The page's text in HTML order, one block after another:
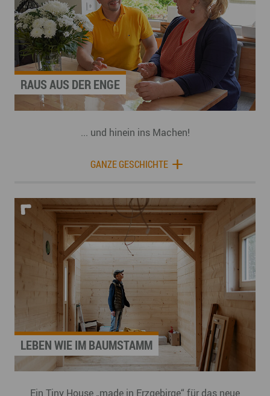
RAUS AUS DER ENGE
... und hinein ins Machen!
GANZE GESCHICHTE
LEBEN WIE IM BAUMSTAMM
Ein Tiny House „made in Erzgebirge“ für das neue